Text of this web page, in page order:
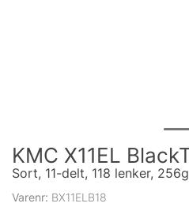
KMC X11EL
Sort, 11-delt, 118 lenker, 256g
Varenr: BX11ELB18